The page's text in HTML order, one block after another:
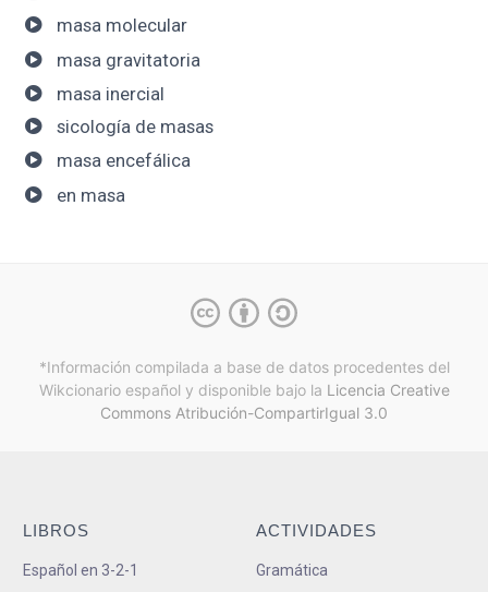
masa molecular
masa gravitatoria
masa inercial
sicología de masas
masa encefálica
en masa
*Información compilada a base de datos procedentes del
Wikcionario español y disponible bajo la Licencia Creative
Commons Atribución-CompartirIgual 3.0
LIBROS
Español en 3-2-1
ACTIVIDADES
Gramática